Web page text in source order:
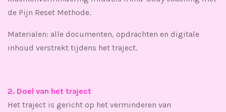
de Pijn Reset Methode.
Materialen: alle documenten, opdrachten en digitale
inhoud verstrekt tijdens het traject.
2. Doel van het traject
Het traject is gericht op het verminderen van